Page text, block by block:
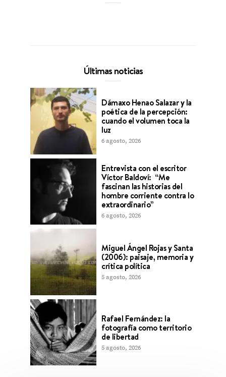
Últimas noticias
Dámaxo Henao Salazar y la
poética de la percepción:
cuando el volumen toca la
luz
6 agosto, 2026
Entrevista con el escritor
Víctor Baldoví: “Me
fascinan las historias del
hombre corriente contra lo
extraordinario”
6 agosto, 2026
Miguel Ángel Rojas y Santa
(2006): paisaje, memoria y
crítica política
5 agosto, 2026
Rafael Fernández: la
fotografía como territorio
de libertad
5 agosto, 2026